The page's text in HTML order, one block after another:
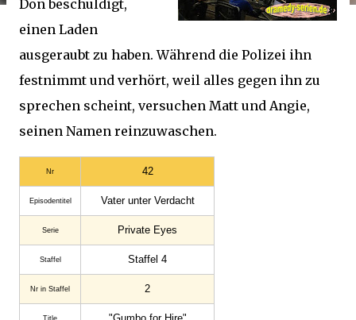
Don beschuldigt,
einen Laden
ausgeraubt zu haben. Während die Polizei ihn
festnimmt und verhört, weil alles gegen ihn zu
sprechen scheint, versuchen Matt und Angie,
seinen Namen reinzuwaschen.
Nr 42
Episodentitel Vater unter Verdacht
Serie Private Eyes
Staffel Staffel 4
Nr in Staffel 2
Title